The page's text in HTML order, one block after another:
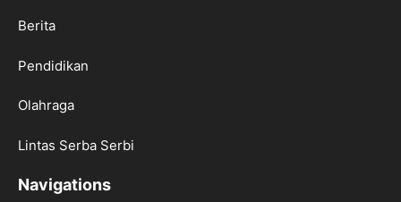
Berita
Pendidikan
Olahraga
Lintas Serba Serbi
Navigations